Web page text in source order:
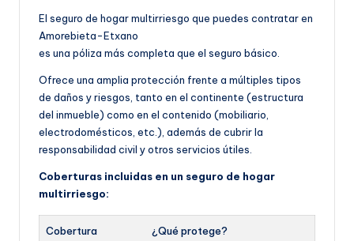
El seguro de hogar multirriesgo que puedes contratar en
Amorebieta-Etxano
es una póliza más completa que el seguro básico.
Ofrece una amplia protección frente a múltiples tipos
de daños y riesgos, tanto en el continente (estructura
del inmueble) como en el contenido (mobiliario,
electrodomésticos, etc.), además de cubrir la
responsabilidad civil y otros servicios útiles.
Coberturas incluidas en un seguro de hogar
multirriesgo:
Cobertura ¿Qué protege?